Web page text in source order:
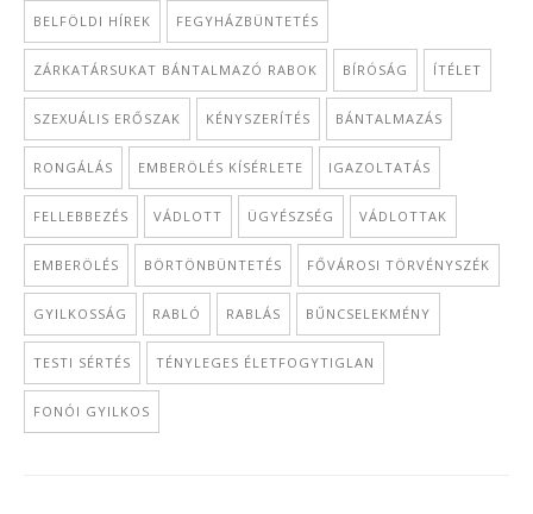
BELFÖLDI HÍREK FEGYHÁZBÜNTETÉS
ZÁRKATÁRSUKAT BÁNTALMAZÓ RABOK BÍRÓSÁG ÍTÉLET
SZEXUÁLIS ERŐSZAK KÉNYSZERÍTÉS BÁNTALMAZÁS
RONGÁLÁS EMBERÖLÉS KÍSÉRLETE IGAZOLTATÁS
FELLEBBEZÉS VÁDLOTT ÜGYÉSZSÉG VÁDLOTTAK
EMBERÖLÉS BÖRTÖNBÜNTETÉS FŐVÁROSI TÖRVÉNYSZÉK
GYILKOSSÁG RABLÓ RABLÁS BŰNCSELEKMÉNY
TESTI SÉRTÉS TÉNYLEGES ÉLETFOGYTIGLAN
FONÓI GYILKOS